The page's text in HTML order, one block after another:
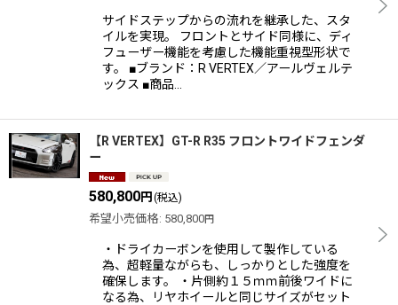
サイドステップからの流れを継承した、スタ
イルを実現。 フロントとサイド同様に、ディ
フューザー機能を考慮した機能重視型形状で
す。 ■ブランド：R VERTEX／アールヴェルテ
ックス ■商品…
【R VERTEX】GT-R R35 フロントワイドフェンダ
ー
580,800円 (税込)
希望小売価格: 580,800円
・ドライカーボンを使用して製作している
為、超軽量ながらも、しっかりとした強度を
確保します。 ・片側約１５ｍｍ前後ワイドに
なる為、リヤホイールと同じサイズがセット